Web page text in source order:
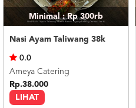
Minimal : Rp 300rb
Nasi Ayam Taliwang 38k
LIHAT
0.0
Ameya Catering
Rp.38.000